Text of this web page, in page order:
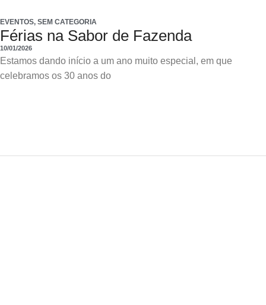
EVENTOS, SEM CATEGORIA
Férias na Sabor de Fazenda
10/01/2026
Estamos dando início a um ano muito especial, em que
celebramos os 30 anos do